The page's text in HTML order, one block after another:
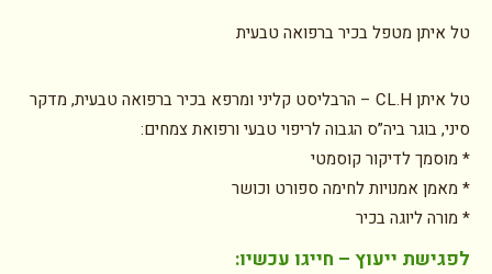
טל איתן מטפל בכיר ברפואה טבעית
טל איתן CL.H – הרבליסט קליני ומרפא בכיר ברפואה טבעית, מדקר
סיני, בוגר ביה”ס הגבוה לריפוי טבעי ורפואת צמחים:
* מוסמך לדיקור קוסמטי
* מאמן אמנויות לחימה ספורט וכושר
* מורה ליוגה בכיר
לפגישת ייעוץ – חייגו עכשיו: